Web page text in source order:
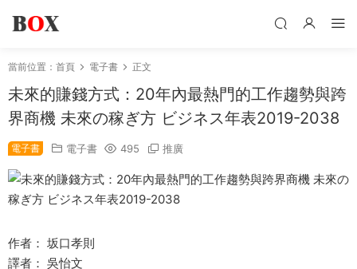
當前位置： 首頁 電子書 正文
未來的賺錢方式：20年內最熱門的工作趨勢與跨
界商機 未來の稼ぎ方 ビジネス年表2019-2038
電子書 電子書 495 推廣
作者： 坂口孝則
譯者： 吳怡文